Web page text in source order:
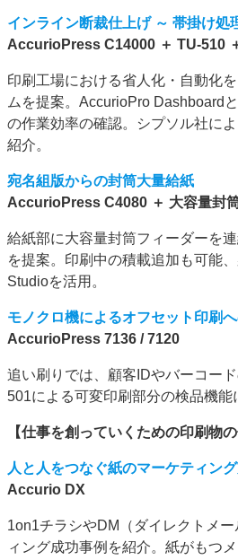
インライン断裁仕上げ ～ 帯掛け処
AccurioPress C14000 ＋ TU-510
印刷工場における省人化・自動化
ムを提案。AccurioPro Dashboard
の作業効率の確認。シプソル社に
紹介。
宛名組版からの封筒大量給紙
AccurioPress C4080 ＋ 大容量封
給紙部に大容量封筒フィーダーを
を提案。印刷中の積載追加も可能
Studioを活用。
モノクロ機によるオフセット印刷
AccurioPress 7136 / 7120
追い刷りでは、顧客IDやバーコー
501による可変印刷部分の検品機能
【仕事を創っていくための印刷物の
人と人をつなぐ紙のマーケティン
Accurio DX
1on1チラシやDM（ダイレクトメ
ィング成功事例を紹介。紙がもつ